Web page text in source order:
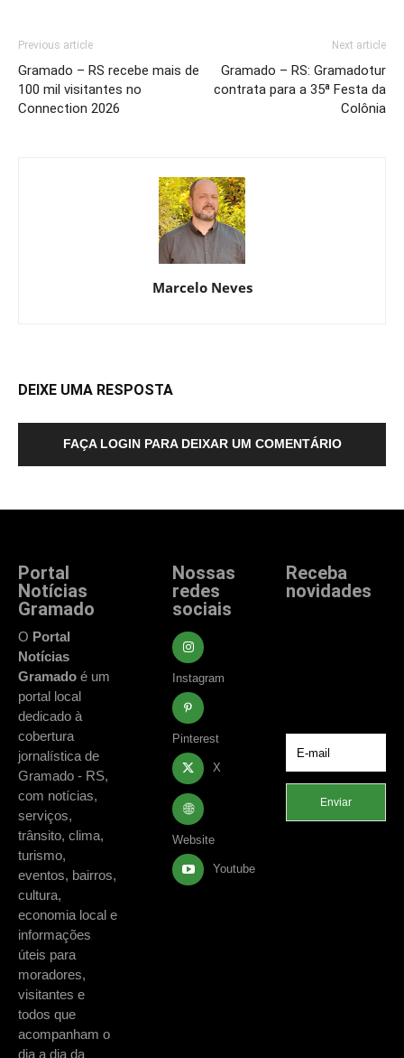
Previous article
Gramado – RS recebe mais de
100 mil visitantes no
Connection 2026
Next article
Gramado – RS: Gramadotur
contrata para a 35ª Festa da
Colônia
Marcelo Neves
DEIXE UMA RESPOSTA
FAÇA LOGIN PARA DEIXAR UM COMENTÁRIO
Portal
Notícias
Gramado
O Portal
Notícias
Gramado é um
portal local
dedicado à
cobertura
jornalística de
Gramado - RS,
com notícias,
serviços,
trânsito, clima,
turismo,
eventos, bairros,
cultura,
economia local e
informações
úteis para
moradores,
visitantes e
todos que
acompanham o
dia a dia da
Nossas
redes
sociais
Instagram
Pinterest
X
Website
Youtube
Receba
novidades
Enviar